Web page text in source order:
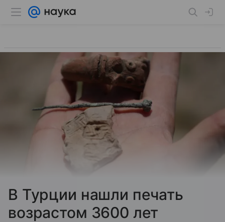
В Турции нашли печать
возрастом 3600 лет